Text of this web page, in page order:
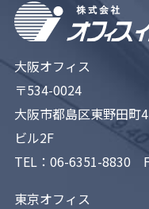
大阪オフィス
〒534-0024
大阪市都島区東野田町
ビル2F
TEL： 06-6351-8830
東京オフィス